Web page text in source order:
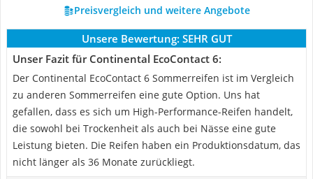
Preisvergleich und weitere Angebote
Unsere Bewertung: SEHR GUT
Unser Fazit für Continental EcoContact 6:
Der Continental EcoContact 6 Sommerreifen ist im Vergleich
zu anderen Sommerreifen eine gute Option. Uns hat
gefallen, dass es sich um High-Performance-Reifen handelt,
die sowohl bei Trockenheit als auch bei Nässe eine gute
Leistung bieten. Die Reifen haben ein Produktionsdatum, das
nicht länger als 36 Monate zurückliegt.